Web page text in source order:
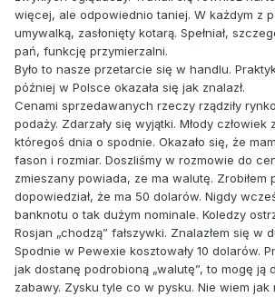
więcej, ale odpowiednio taniej. W każdym z
umywalką, zasłonięty kotarą. Spełniał,
pań, funkcję przymierzalni.
Było to nasze przetarcie się w handlu.
później w Polsce okazała się jak znalazł.
Cenami sprzedawanych rzeczy rządziły
podaży. Zdarzały się wyjątki. Młody człowiek
któregoś dnia o spodnie. Okazało się, że
fason i rozmiar. Doszliśmy w rozmowie do
zmieszany powiada, ze ma walutę. Zrobiłem
dopowiedział, że ma 50 dolarów. Nigdy
banknotu o tak dużym nominale. Koledzy
Rosjan „chodzą” fałszywki. Znalazłem się w
Spodnie w Pewexie kosztowały 10 dolarów.
jak dostanę podrobioną „walutę”, to mogę ją
zabawy. Zysku tyle co w pysku. Nie wiem jak